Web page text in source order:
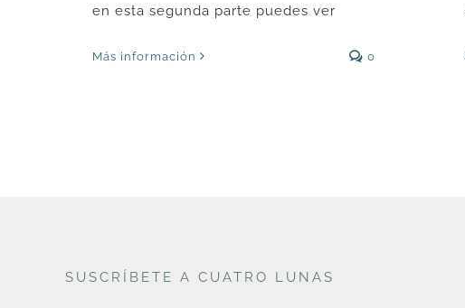
en esta segunda parte puedes ver
Más información 0
SUSCRÍBETE A CUATRO LUNAS